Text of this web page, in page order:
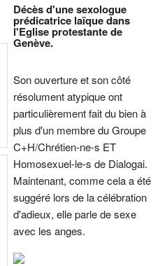
Décès d'une sexologue
prédicatrice laïque dans
l'Eglise protestante de
Genève.
Son ouverture et son côté
résolument atypique ont
particulièrement fait du bien à
plus d'un membre du Groupe
C+H/Chrétien-ne-s ET
Homosexuel-le-s de Dialogai.
Maintenant, comme cela a été
suggéré lors de la célébration
d'adieux, elle parle de sexe
avec les anges.